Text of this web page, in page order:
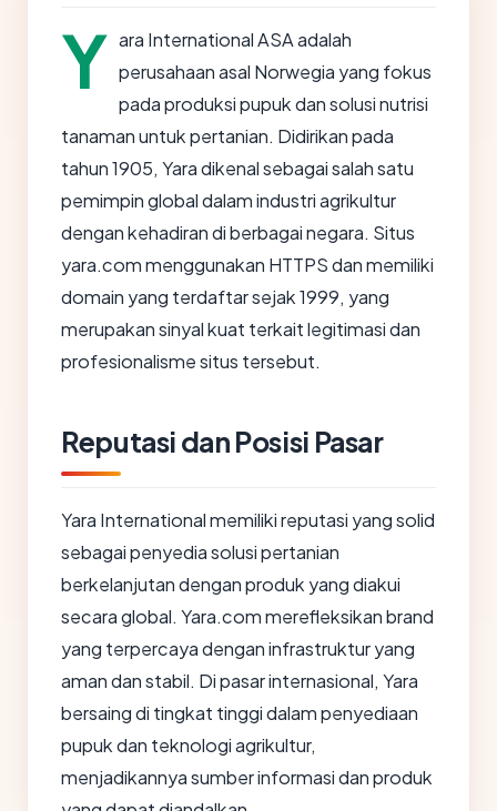
Y ara International ASA adalah
perusahaan asal Norwegia yang fokus
pada produksi pupuk dan solusi nutrisi
tanaman untuk pertanian. Didirikan pada
tahun 1905, Yara dikenal sebagai salah satu
pemimpin global dalam industri agrikultur
dengan kehadiran di berbagai negara. Situs
yara.com menggunakan HTTPS dan memiliki
domain yang terdaftar sejak 1999, yang
merupakan sinyal kuat terkait legitimasi dan
profesionalisme situs tersebut.
Reputasi dan Posisi Pasar
Yara International memiliki reputasi yang solid
sebagai penyedia solusi pertanian
berkelanjutan dengan produk yang diakui
secara global. Yara.com merefleksikan brand
yang terpercaya dengan infrastruktur yang
aman dan stabil. Di pasar internasional, Yara
bersaing di tingkat tinggi dalam penyediaan
pupuk dan teknologi agrikultur,
menjadikannya sumber informasi dan produk